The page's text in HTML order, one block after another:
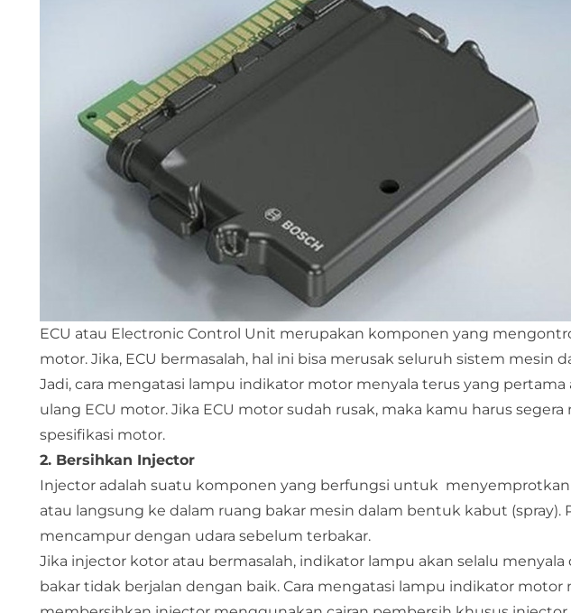
ECU atau Electronic Control Unit merupakan komponen yang
motor. Jika, ECU bermasalah, hal ini bisa merusak seluruh sistem mesin
Jadi, cara mengatasi lampu indikator motor menyala terus yang
ulang ECU motor. Jika ECU motor sudah rusak, maka kamu harus
spesifikasi motor.
2. Bersihkan Injector
Injector adalah suatu komponen yang berfungsi untuk
atau langsung ke dalam ruang bakar mesin dalam bentuk kabut (spray).
mencampur dengan udara sebelum terbakar.
Jika injector kotor atau bermasalah, indikator lampu akan selalu
bakar tidak berjalan dengan baik. Cara mengatasi lampu indikator